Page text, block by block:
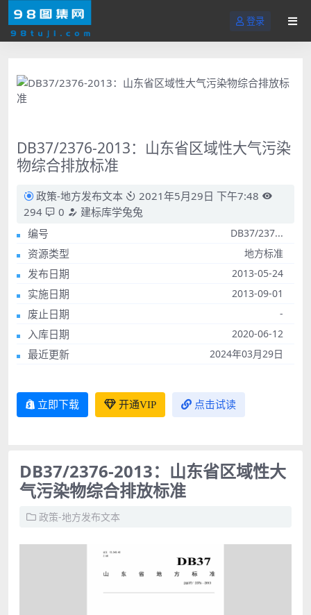
登录
DB37/2376-2013：山东省区域性大气污染
物综合排放标准
政策-地方发布文本
2021年5月29日 下午7:48
294
0
建标库学兔兔
编号
DB37/237...
资源类型 地方标准
发布日期 2013-05-24
实施日期 2013-09-01
废止日期 -
入库日期 2020-06-12
最近更新 2024年03月29日
立即下载 开通VIP 点击试读
DB37/2376-2013：山东省区域性大
气污染物综合排放标准
政策-地方发布文本